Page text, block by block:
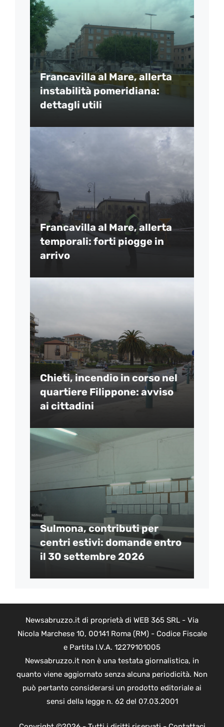
Francavilla al Mare, allerta
instabilità pomeridiana:
dettagli utili
Francavilla al Mare, allerta
temporali: forti piogge in
arrivo
Chieti, incendio in corso nel
quartiere Filippone: avviso
ai cittadini
Sulmona, contributi per
centri estivi: domande entro
il 30 settembre 2026
Newsabruzzo.it di proprietà di WEB 365 SRL - Via
Nicola Marchese 10, 00141 Roma (RM) - Codice Fiscale
e Partita I.V.A. 12279101005
Newsabruzzo.it non è una testata giornalistica, in
quanto viene aggiornato senza alcuna periodicità. Non
può pertanto considerarsi un prodotto editoriale ai
sensi della legge n. 62 del 07.03.2001